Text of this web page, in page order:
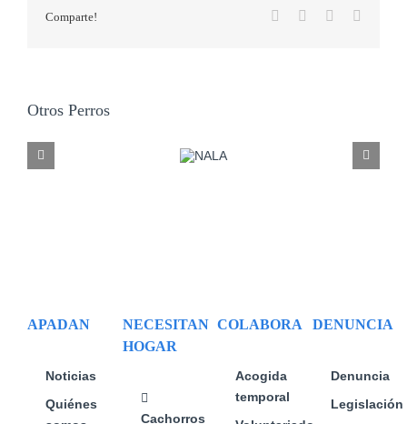
Comparte! Facebook WhatsApp
Otros Perros
DAFNE
APADAN
Noticias
Quiénes
NECESITAN
HOGAR
Cachorros
COLABORA
Acogida
temporal
DENUNCIA
Denuncia
Legislación